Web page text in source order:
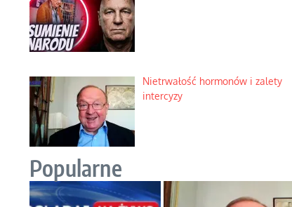
Nietrwałość hormonów i zalety
intercyzy
Popularne